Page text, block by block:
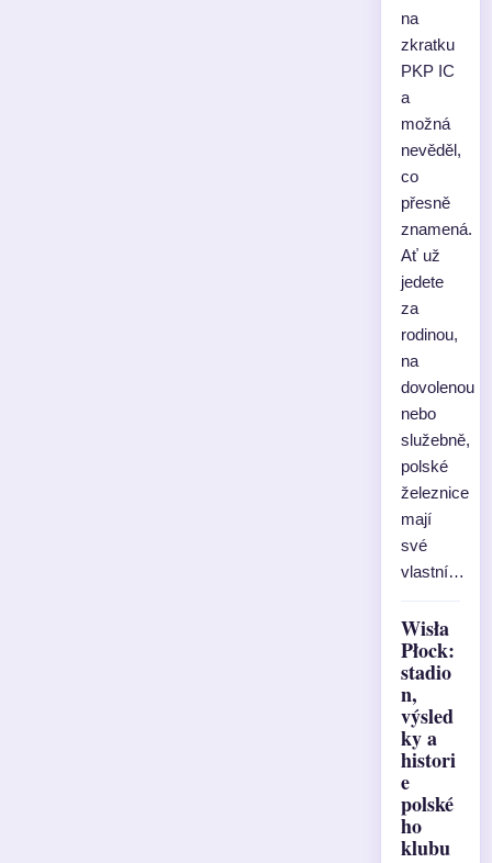
na
zkratku
PKP IC
a
možná
nevěděl,
co
přesně
znamená.
Ať už
jedete
za
rodinou,
na
dovolenou
nebo
služebně,
polské
železnice
mají
své
vlastní…
Wisła
Płock:
stadio
n,
výsled
ky a
histori
e
polské
ho
klubu